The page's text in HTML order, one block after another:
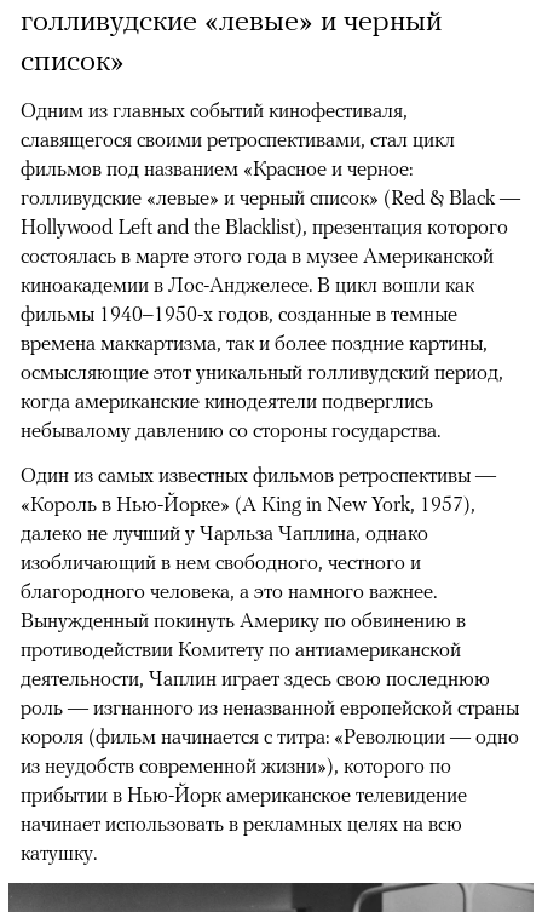
голливудские «левые» и черный
список»
Одним из главных событий кинофестиваля,
славящегося своими ретроспективами, стал цикл
фильмов под названием «Красное и черное:
голливудские «левые» и черный список» (Red & Black —
Hollywood Left and the Blacklist), презентация которого
состоялась в марте этого года в музее Американской
киноакадемии в Лос-Анджелесе. В цикл вошли как
фильмы 1940–1950-х годов, созданные в темные
времена маккартизма, так и более поздние картины,
осмысляющие этот уникальный голливудский период,
когда американские кинодеятели подверглись
небывалому давлению со стороны государства.
Один из самых известных фильмов ретроспективы —
«Король в Нью-Йорке» (A King in New York, 1957),
далеко не лучший у Чарльза Чаплина, однако
изобличающий в нем свободного, честного и
благородного человека, а это намного важнее.
Вынужденный покинуть Америку по обвинению в
противодействии Комитету по антиамериканской
деятельности, Чаплин играет здесь свою последнюю
роль — изгнанного из неназванной европейской страны
короля (фильм начинается с титра: «Революции — одно
из неудобств современной жизни»), которого по
прибытии в Нью-Йорк американское телевидение
начинает использовать в рекламных целях на всю
катушку.